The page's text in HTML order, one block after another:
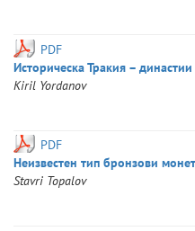
PDF
Историческа Тракия –
Kiril Yordanov
PDF
Неизвестен тип бронзови
Stavri Topalov